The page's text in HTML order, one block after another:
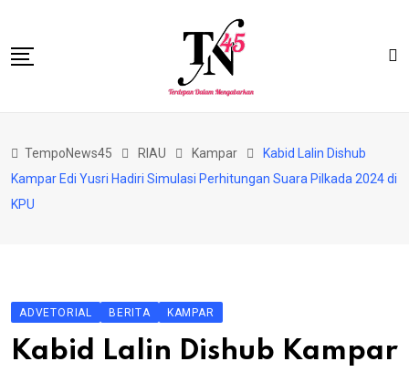
content
BISNIS
HUKRIM
TempoNews45 RIAU Kampar
Kabid Lalin Dishub
Kampar Edi Yusri Hadiri Simulasi Perhitungan Suara Pilkada 2024 di
KPU
ADVETORIAL BERITA KAMPAR
Kabid Lalin Dishub Kampar